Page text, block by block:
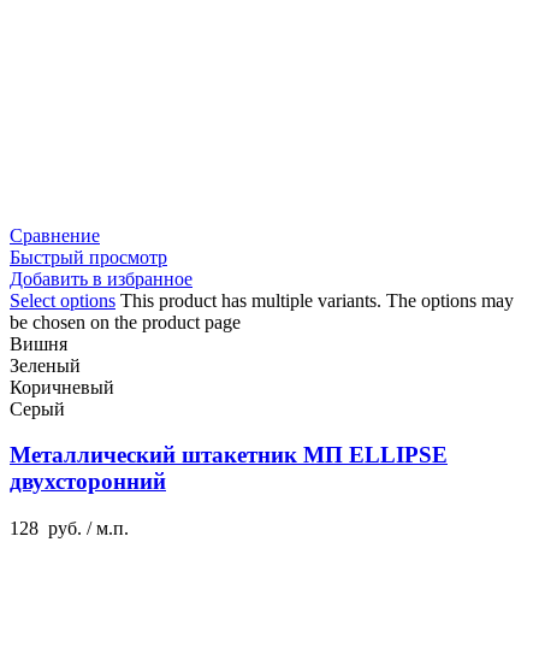
Сравнение
Быстрый просмотр
Добавить в избранное
Select options This product has multiple variants. The options may
be chosen on the product page
Вишня
Зеленый
Коричневый
Серый
Металлический штакетник МП ELLIPSE
двухсторонний
128 руб. / м.п.